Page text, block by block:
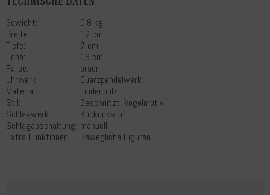
Gewicht:
0,8 kg
Breite:
12 cm
Tiefe:
7 cm
Höhe:
16 cm
Farbe:
braun
Uhrwerk:
Quarzpendelwerk
Material:
Lindenholz
Stil:
Geschnitzt, Vogelmotiv
Schlagwerk:
Kuckucksruf
Schlagabschaltung: manuell
Extra Funktionen:
Bewegliche Figuren